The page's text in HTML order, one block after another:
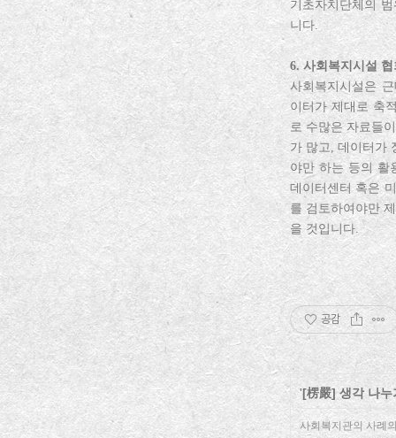
기초자치단체의
니다.
6. 사회복지시설
사회복지시설은
이터가 제대로 축
로 수많은 자료들
가 많고, 데이터가
야만 하는 등의 활
데이터센터 혹은
를 검토하여야만
을 것입니다.
공감
' [楞嚴] 생각 나누
사회복지관의 사례